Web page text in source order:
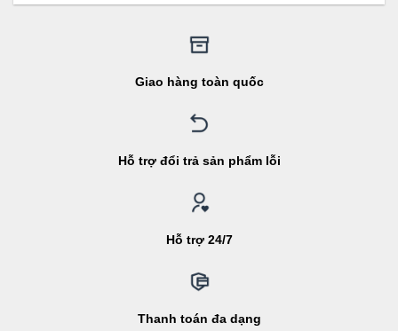
Giao hàng toàn quốc
Hỗ trợ đổi trả sản phẩm lỗi
Hỗ trợ 24/7
Thanh toán đa dạng